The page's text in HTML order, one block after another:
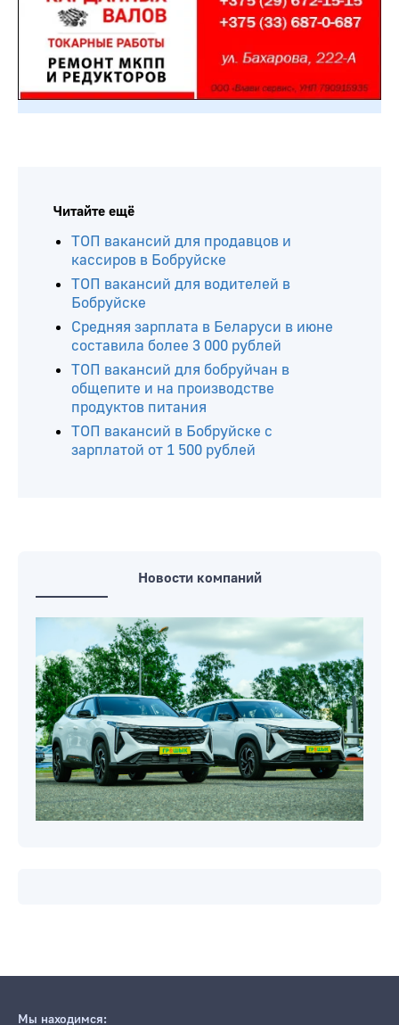
Читайте ещё
ТОП вакансий для продавцов и
кассиров в Бобруйске
ТОП вакансий для водителей в
Бобруйске
Средняя зарплата в Беларуси в июне
составила более 3 000 рублей
ТОП вакансий для бобруйчан в
общепите и на производстве
продуктов питания
ТОП вакансий в Бобруйске с
зарплатой от 1 500 рублей
Новости компаний
Мы находимся: